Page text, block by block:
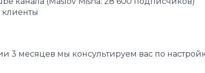
клиенты
3 месяцев мы консультируем вас по